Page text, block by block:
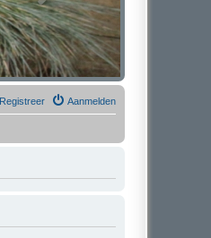
Aanmelden
Registreer